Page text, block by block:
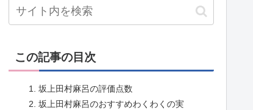
この記事の目次
坂上田村麻呂の評価点数
坂上田村麻呂のおすすめわくわくの実